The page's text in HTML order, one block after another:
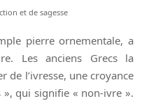
et de sagesse
pierre ornementale, a
Les anciens Grecs la
de l’ivresse, une croyance
qui signifie « non-ivre ».